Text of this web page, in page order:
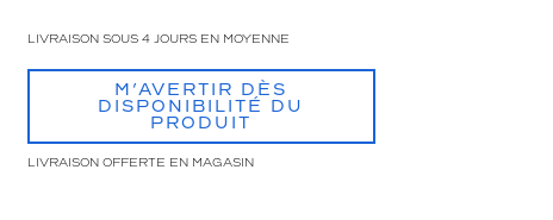
LIVRAISON SOUS 4 JOURS EN MOYENNE
M’AVERTIR DÈS
DISPONIBILITÉ DU
PRODUIT
LIVRAISON OFFERTE EN MAGASIN